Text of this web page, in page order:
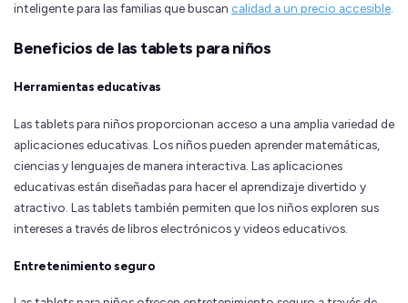
inteligente para las familias que buscan calidad a un precio accesible.
Beneficios de las tablets para niños
Herramientas educativas
Las tablets para niños proporcionan acceso a una amplia variedad de
aplicaciones educativas. Los niños pueden aprender matemáticas,
ciencias y lenguajes de manera interactiva. Las aplicaciones
educativas están diseñadas para hacer el aprendizaje divertido y
atractivo. Las tablets también permiten que los niños exploren sus
intereses a través de libros electrónicos y videos educativos.
Entretenimiento seguro